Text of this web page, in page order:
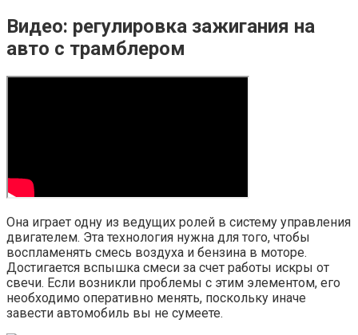
Видео: регулировка зажигания на
авто с трамблером
Она играет одну из ведущих ролей в систему управления
двигателем. Эта технология нужна для того, чтобы
воспламенять смесь воздуха и бензина в моторе.
Достигается вспышка смеси за счет работы искры от
свечи. Если возникли проблемы с этим элементом, его
необходимо оперативно менять, поскольку иначе
завести автомобиль вы не сумеете.